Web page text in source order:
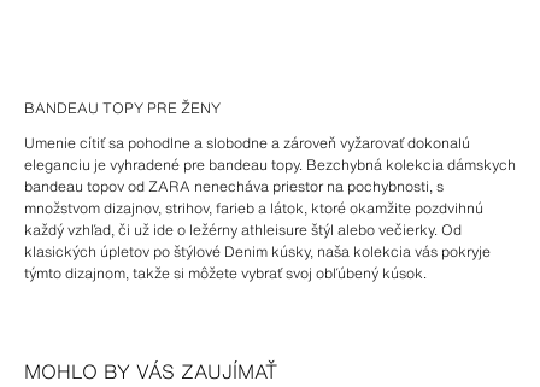
BANDEAU TOPY PRE ŽENY
Umenie cítiť sa pohodlne a slobodne a zároveň vyžarovať dokonalú
eleganciu je vyhradené pre bandeau topy. Bezchybná kolekcia dámskych
bandeau topov od ZARA nenecháva priestor na pochybnosti, s
množstvom dizajnov, strihov, farieb a látok, ktoré okamžite pozdvihnú
každý vzhľad, či už ide o ležérny athleisure štýl alebo večierky. Od
klasických úpletov po štýlové Denim kúsky, naša kolekcia vás pokryje
týmto dizajnom, takže si môžete vybrať svoj obľúbený kúsok.
MOHLO BY VÁS ZAUJÍMAŤ